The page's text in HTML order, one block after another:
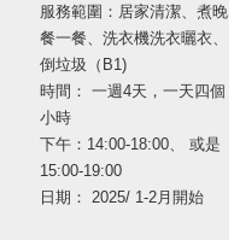
服務範圍：居家清潔、煮晚
餐一餐、洗衣機洗衣曬衣、
倒垃圾（B1)
時間： 一週4天，一天四個
小時
下午：14:00-18:00、 或是
15:00-19:00
日期： 2025/ 1-2月開始